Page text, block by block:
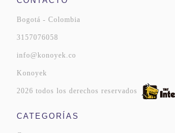
Bogotá - Colombia
3157076058
info@konoyek.co
Konoyek
2026 todos los derechos reservados
CATEGORÍAS